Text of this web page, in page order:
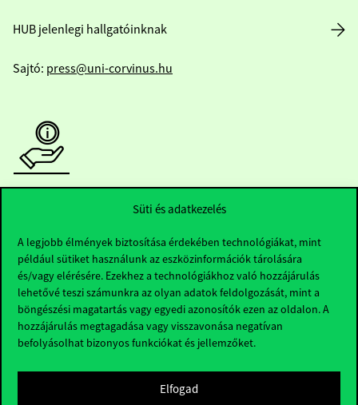
Süti és adatkezelés
A legjobb élmények biztosítása érdekében technológiákat, mint
például sütiket használunk az eszközinformációk tárolására
és/vagy elérésére. Ezekhez a technológiákhoz való hozzájárulás
lehetővé teszi számunkra az olyan adatok feldolgozását, mint a
böngészési magatartás vagy egyedi azonosítók ezen az oldalon. A
hozzájárulás megtagadása vagy visszavonása negatívan
befolyásolhat bizonyos funkciókat és jellemzőket.
Elfogad
HUB jelenlegi hallgatóinknak
Sajtó: press@uni-corvinus.hu
Nyitvatartás
Házirend
Közérdekű adatok